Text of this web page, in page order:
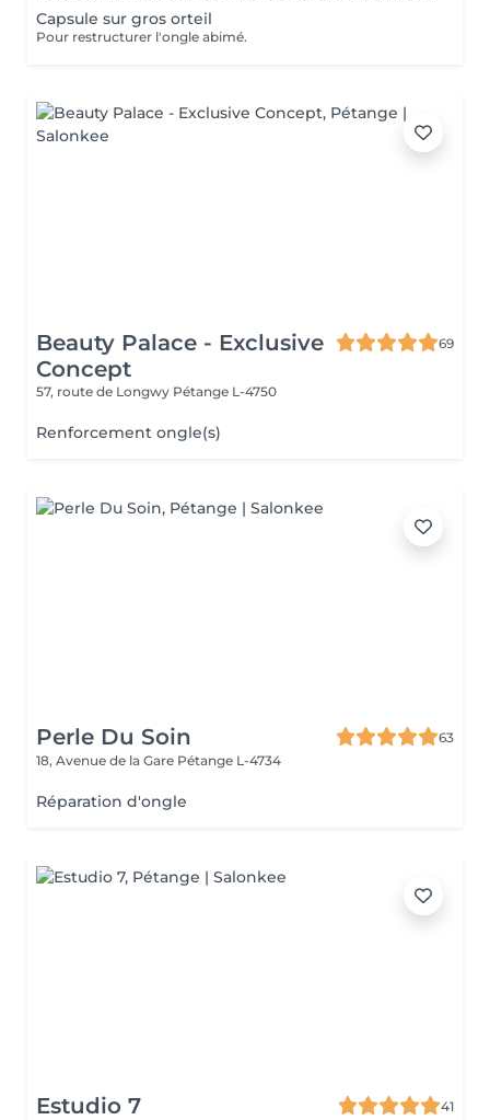
Capsule sur gros orteil
Pour restructurer l'ongle abimé.
Beauty Palace - Exclusive
Concept
69
57, route de Longwy Pétange L-4750
Renforcement ongle(s)
Perle Du Soin
63
18, Avenue de la Gare Pétange L-4734
Réparation d'ongle
Estudio 7
41